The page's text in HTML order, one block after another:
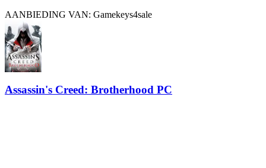
AANBIEDING VAN: Gamekeys4sale
Assassin's Creed: Brotherhood PC